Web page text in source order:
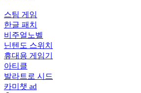
스팀 게임
한글 패치
비주얼노벨
닌텐도 스위치
휴대용 게임기
아티클
발라트로 시드
카미챗 ad